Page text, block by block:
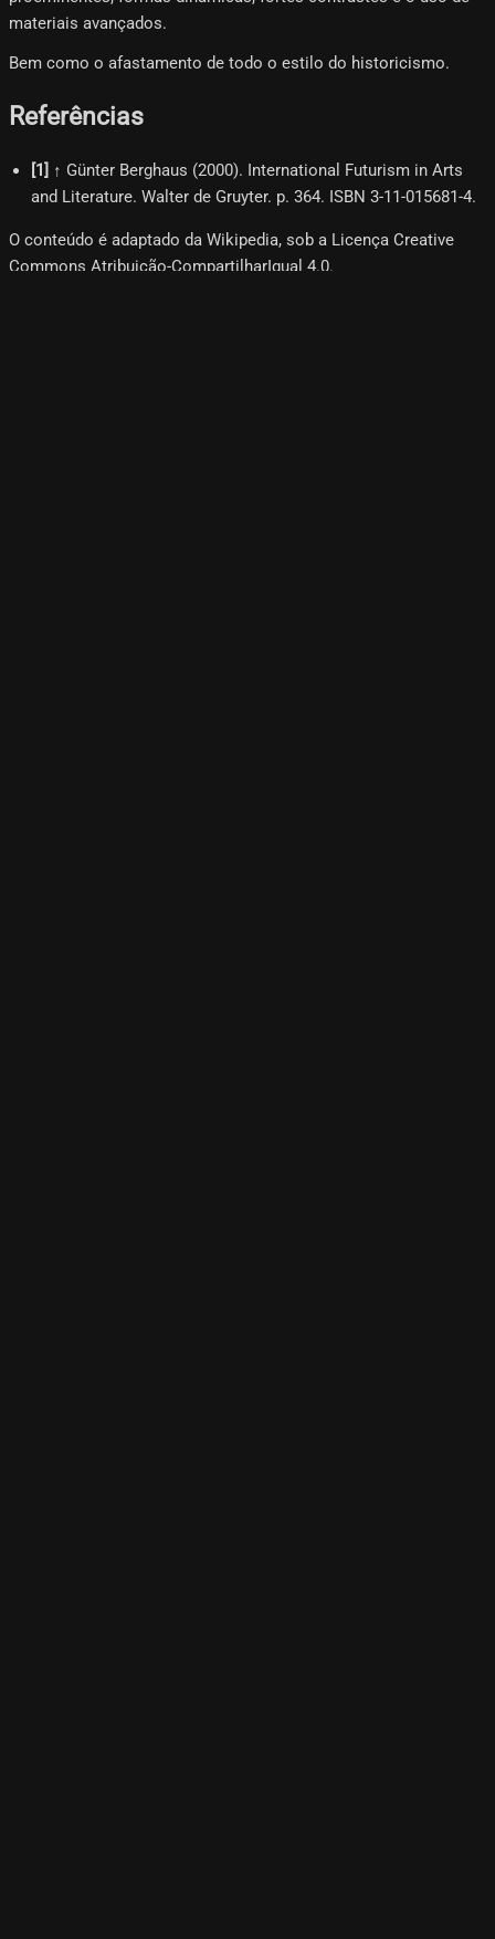
materiais avançados.
Bem como o afastamento de todo o estilo do historicismo.
Referências
[1] ↑ Günter Berghaus (2000). International Futurism in Arts
and Literature. Walter de Gruyter. p. 364. ISBN 3-11-015681-4.
O conteúdo é adaptado da Wikipedia, sob a Licença Creative
Commons Atribuição-CompartilharIgual 4.0.